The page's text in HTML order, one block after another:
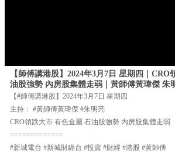
【師傅講港股】2024年3月7日 星期四｜CRO
油股強勢 內房股集體走弱｜黃師傅黃瑋傑 朱
【#師傅講港股】2024年3月7日 星期四
主持： #黃師傅黃瑋傑 #朱明亮
CRO領跌大市 有色金屬 石油股強勢 內房股集體走弱
=============
#新城電台 #新城財經台 #投資 #財經 #港股 #黃師傅